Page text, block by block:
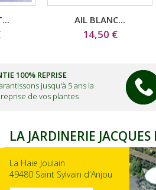
AIL BLANC...
14,50 €
100% REPRISE
jusqu'à 5 ans la
de vos plantes
LA JARDINERIE
La Haie Joulain
49480 Saint Sylvain d'Anjou